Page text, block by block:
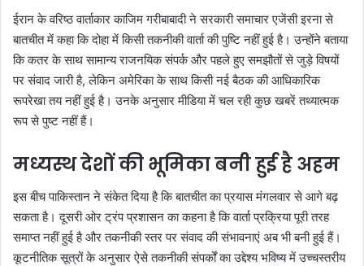
ईरान के वरिष्ठ वार्ताकार काजिम गरीबाबादी ने सरकारी समाचार एजेंसी इरना से
बातचीत में कहा कि दोहा में किसी तकनीकी वार्ता की पुष्टि नहीं हुई है। उन्होंने बताया
कि कतर के साथ सामान्य राजनयिक संपर्क और पहले हुए समझौतों से जुड़े विषयों
पर संवाद जारी है, लेकिन अमेरिका के साथ किसी नई बैठक की आधिकारिक
रूपरेखा तय नहीं हुई है। उनके अनुसार मीडिया में चल रही कुछ खबरें तथ्यात्मक
रूप से पुष्ट नहीं हैं।
मध्यस्थ देशों की भूमिका बनी हुई है अहम
इस बीच पाकिस्तान ने संकेत दिया है कि बातचीत का प्रयास मंगलवार से आगे बढ़
सकता है। दूसरी ओर ट्रंप प्रशासन का कहना है कि वार्ता प्रक्रिया पूरी तरह
समाप्त नहीं हुई है और तकनीकी स्तर पर संवाद की संभावनाएं अब भी बनी हुई हैं।
कूटनीतिक सूत्रों के अनुसार ऐसे तकनीकी संपर्कों का उद्देश्य भविष्य में उच्चस्तरीय